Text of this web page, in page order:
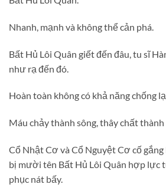
Nhanh, mạnh và không thể cản phá.
Bất Hủ Lôi Quân giết đến đâu, tu sĩ
như rạ đến đó.
Hoàn toàn không có khả năng chống
Máu chảy thành sông, thây chất thành
Cổ Nhật Cơ và Cổ Nguyệt Cơ cố gắng
bị mười tên Bất Hủ Lôi Quân hợp lực
phục nát bấy.